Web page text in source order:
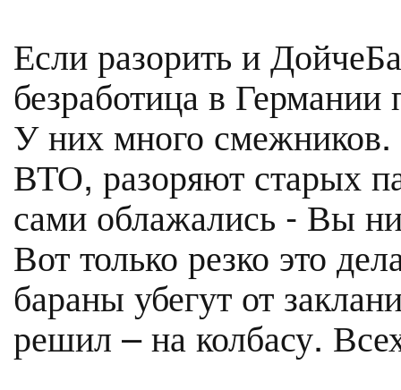
Если разорить и
безработица в
У них много смежников.
ВТО, разоряют старых
сами облажались - Вы
Вот только резко это
бараны убегут от
решил – на колбасу.